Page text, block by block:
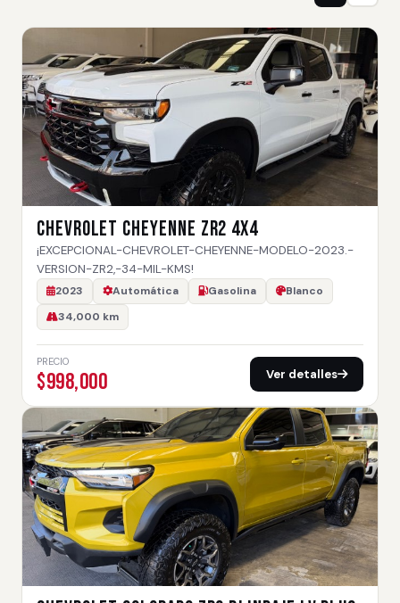
CHEVROLET CHEYENNE ZR2 4X4
¡EXCEPCIONAL-CHEVROLET-CHEYENNE-MODELO-2023.-
VERSION-ZR2,-34-MIL-KMS!
2023 Automática Gasolina
Blanco
34,000 km
PRECIO
$998,000 Ver detalles